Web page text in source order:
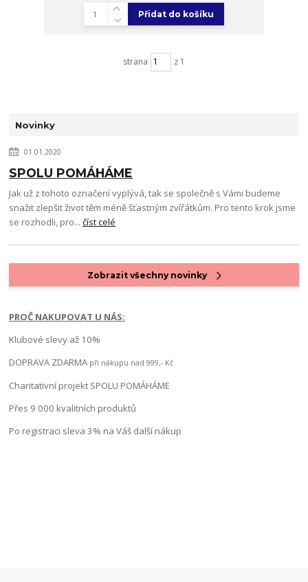
Přidat do košíku
strana z 1
Novinky
01.01.2020
SPOLU POMÁHÁME
Jak už z tohoto označení vyplývá, tak se společně s Vámi budeme
snažit zlepšit život těm méně šťastným zvířátkům. Pro tento krok jsme
se rozhodli, pro...číst celé
Zobrazit všechny novinky
PROČ NAKUPOVAT U NÁS:
Klubové slevy až 10%
DOPRAVA ZDARMA při nákupu nad 999,- Kč
Charitativní projekt SPOLU POMÁHÁME
Přes 9 000 kvalitních produktů
Po registraci sleva 3% na Váš další nákup